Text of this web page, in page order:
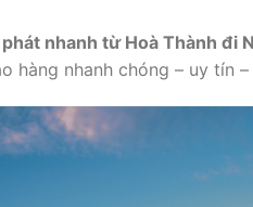
nhanh từ Hoà Thành đi
hàng nhanh chóng – uy tín –